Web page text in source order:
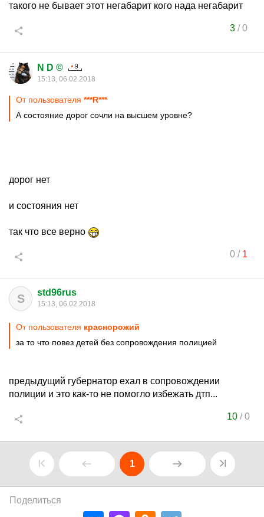
такого не бывает этот негабарит кого нада негабарит
3/0
N D ©
15:13, 06.02.2018
От пользователя ***R***
А состояние дорог сочли на высшем уровне?
дорог нет
и состояния нет
так что все верно
0/ 1
S std96rus
15:13, 06.02.2018
От пользователя краснорожий
за то что повез детей без сопровождения полицией
предыдущий губернатор ехал в сопровождении
полиции и это как-то не помогло избежать дтп...
10 /0
1
Поделиться